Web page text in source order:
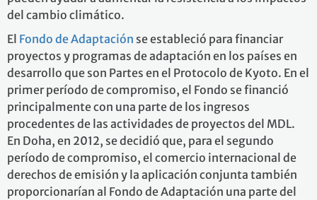
del cambio climático.
El Fondo de Adaptación se estableció para financiar
proyectos y programas de adaptación en los países en
desarrollo que son Partes en el Protocolo de Kyoto. En el
primer período de compromiso, el Fondo se financió
principalmente con una parte de los ingresos
procedentes de las actividades de proyectos del MDL.
En Doha, en 2012, se decidió que, para el segundo
período de compromiso, el comercio internacional de
derechos de emisión y la aplicación conjunta también
proporcionarían al Fondo de Adaptación una parte del